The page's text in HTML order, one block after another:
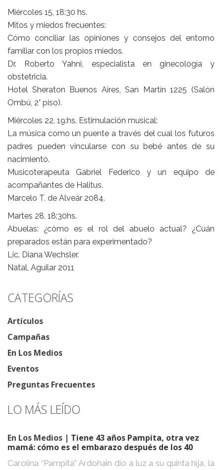
Miércoles 15, 18:30 hs.
Mitos y miedos frecuentes:
Cómo conciliar las opiniones y consejos del entorno
familiar con los propios miedos.
Dr. Roberto Yahni, especialista en ginecología y
obstetricia.
Hotel Sheraton Buenos Aires, San Martín 1225 (Salón
Ombú, 2° piso).
Miércoles 22, 19:hs. Estimulación musical:
La música como un puente a través del cual los futuros
padres pueden vincularse con su bebé antes de su
nacimiento.
Musicoterapeuta Gabriel Federico y un equipo de
acompañantes de Halitus.
Marcelo T. de Alveár 2084.
Martes 28, 18:30hs.
Abuelas: ¿cómo es el rol del abuelo actual? ¿Cuán
preparados están para experimentado?
Lic. Diana Wechsler.
Natal, Aguilar 2011
CATEGORÍAS
Artículos
Campañas
En Los Medios
Eventos
Preguntas Frecuentes
LO MÁS LEÍDO
En Los Medios | Tiene 43 años Pampita, otra vez
mamá: cómo es el embarazo después de los 40
Carolina “Pampita” Ardohain dio a luz a su quinta hija, la